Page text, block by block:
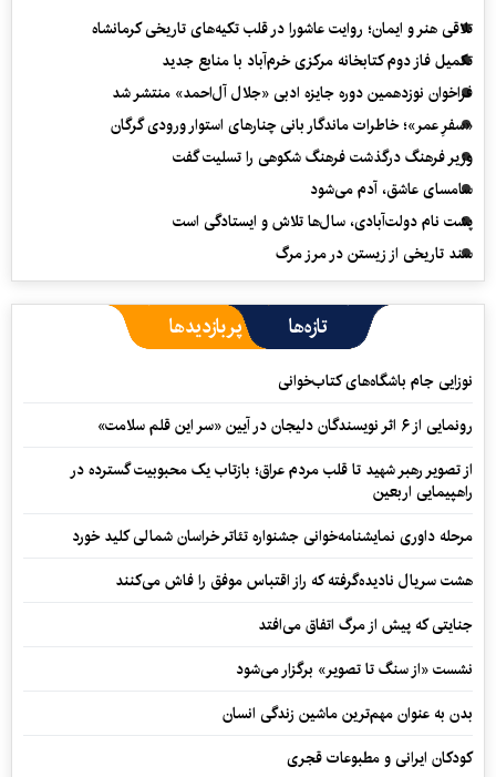
تلاقی هنر و ایمان؛ روایت عاشورا در قلب تکیه‌های تاریخی کرمانشاه
تکمیل فاز دوم کتابخانه مرکزی خرم‌آباد با منابع جدید
فراخوان نوزدهمین دوره جایزه ادبی «جلال آل‌احمد» منتشر شد
«سفرِ عمر»؛ خاطرات ماندگار بانی چنارهای استوار ورودی گرگان
وزیر فرهنگ درگذشت فرهنگ شکوهی را تسلیت گفت
سامسای عاشق، آدم می‌شود
پشت نام دولت‌آبادی، سال‌ها تلاش و ایستادگی است
سند تاریخی از زیستن در مرز مرگ
تازه‌ها پربازدیدها
نوزایی جام باشگاه‌های کتاب‌خوانی
رونمایی از ۶ اثر نویسندگان دلیجان در آیین «سر این قلم سلامت»
از تصویر رهبر شهید تا قلب مردم عراق؛ بازتاب یک محبوبیت گسترده در
راهپیمایی اربعین
مرحله داوری نمایشنامه‌خوانی جشنواره تئاتر خراسان شمالی کلید خورد
هشت سریال نادیده‌گرفته که راز اقتباس موفق را فاش می‌کنند
جنایتی که پیش از مرگ اتفاق می‌افتد
نشست «از سنگ تا تصویر» برگزار می‌شود
بدن به عنوان مهم‌ترین ماشین زندگی انسان
کودکان ایرانی و مطبوعات قجری